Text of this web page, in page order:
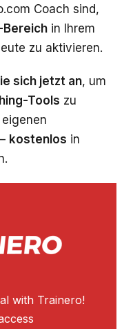
Coach sind,
Bereich in Ihrem
zu aktivieren.
sich jetzt an, um
Tools zu
kostenlos in
with Trainero!